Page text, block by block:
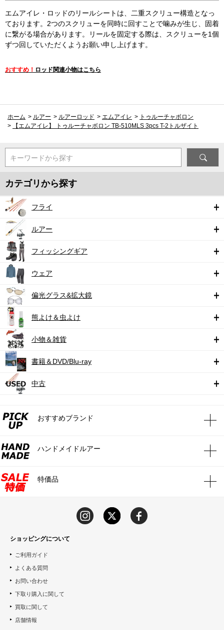
エムアイレ・ロッドのリールシートは、二重スクリュー構造となっ
ております。2つのスクリューを同時に回すことで噛みが生じ、固着
に繋がる場合があります。リールを固定する際は、スクリューを1個
ずつ回していただくようお願い申し上げます。
おすすめ！ ロッド関連小物はこちら
ホーム > ルアー > ルアーロッド > エムアイレ > トゥルーチャボロン
>
【エムアイレ】 トゥルーチャボロン TB-510MLS 3pcs T-2トルザイト
キーワードから探す
カテゴリから探す
フライ
ルアー
フィッシングギア
ウェア
偏光グラス&拡大鏡
熊よけ＆虫よけ
小物＆雑貨
書籍＆DVD/Blu-ray
中古
おすすめブランド
ハンドメイドルアー
特価品
ショッピングについて
ご利用ガイド
よくある質問
お問い合わせ
下取り購入に関して
買取に関して
店舗情報